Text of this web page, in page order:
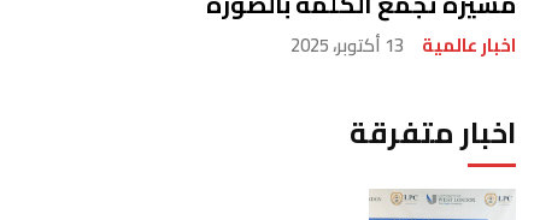
اخبار عالمية 13 أكتوبر، 2025
اخبار متفرقة